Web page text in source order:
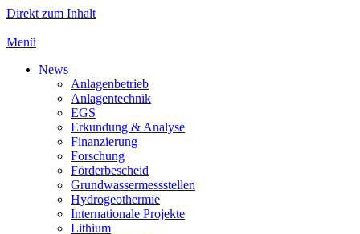
Direkt zum Inhalt
Menü
News
Anlagenbetrieb
Anlagentechnik
EGS
Erkundung & Analyse
Finanzierung
Forschung
Förderbescheid
Grundwassermessstellen
Hydrogeothermie
Internationale Projekte
Lithium